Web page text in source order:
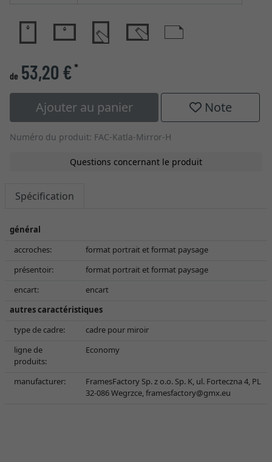
de 53,20 €*
Ajouter au panier Note
Numéro du produit: FAC-Katla-Mirror-H
Questions concernant le produit
Spécification
général
accroches:
format portrait et format paysage
présentoir:
format portrait et format paysage
encart:
encart
autres caractéristiques
type de cadre:
cadre pour miroir
ligne de
produits:
Economy
manufacturer:
FramesFactory Sp. z o.o. Sp. K, ul. Forteczna 4, PL
32-086 Wegrzce,framesfactory@gmx.eu